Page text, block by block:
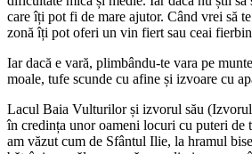
care îți pot fi de mare ajutor. Când vrei să
zonă îți pot oferi un vin fiert sau ceai
Iar dacă e vară, plimbându-te vara pe
moale, tufe scunde cu afine și izvoare cu
Lacul Baia Vulturilor și izvorul său
în credința unor oameni locuri cu puteri de
am văzut cum de Sfântul Ilie, la hramul